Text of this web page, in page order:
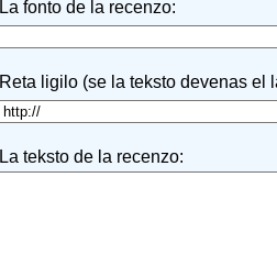
La fonto de la recenzo:
Reta ligilo (se la teksto devenas el
La teksto de la recenzo: